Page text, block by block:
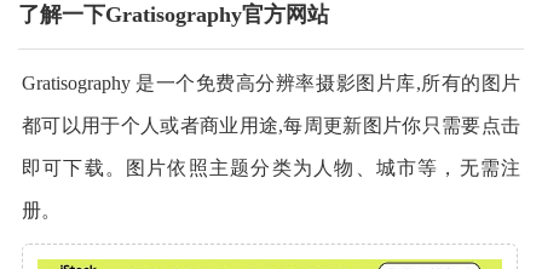
了解一下Gratisography官方网站
Gratisography 是一个免费高分辨率摄影图片库,所有的图片
都可以用于个人或者商业用途,每周更新图片你只需要点击
即可下载。图片依照主题分类为人物、城市等，无需注
册。